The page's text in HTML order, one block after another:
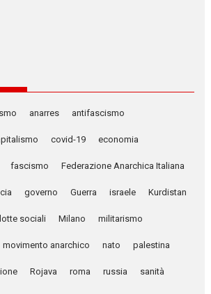
anarres antifascismo
covid-19 economia
fascismo Federazione Anarchica Italiana
governo Guerra israele Kurdistan
lotte sociali Milano militarismo
movimento anarchico nato palestina
Rojava roma russia sanità